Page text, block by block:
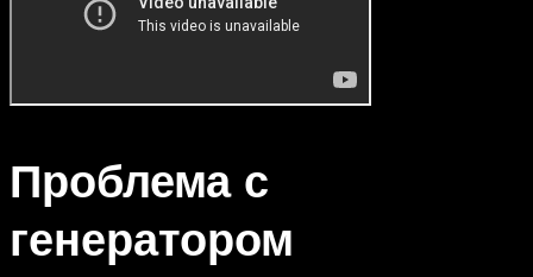
Проблема с
генератором